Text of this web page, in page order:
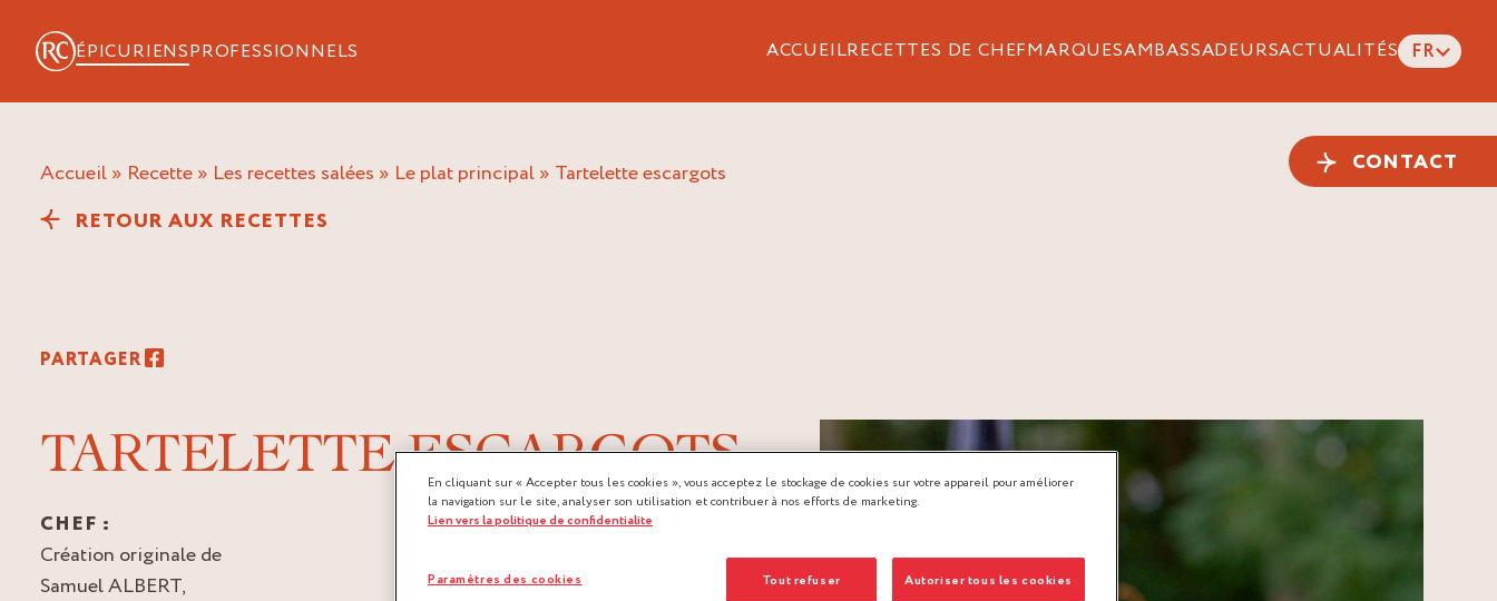
ÉPICURIENSPROFESSIONNELS ACCUEILRECETTES DE CHEFMARQUESAMBASSADEURSACTUALITÉS FR
CONTACT
Accueil » Recette » Les recettes salées » Le plat principal » tartelette escargots
RETOUR AUX RECETTES
PARTAGER
TARTELETTE ESCARGOTS
CHEF :
Création originale de
Samuel ALBERT,
En cliquant sur « Accepter tous les cookies », vous acceptez le stockage de cookies sur votre appareil pour améliorer
la navigation sur le site, analyser son utilisation et contribuer à nos efforts de marketing.
Lien vers la politique de confidentialite
Tout refuser Autoriser tous les cookies
Paramètres des cookies